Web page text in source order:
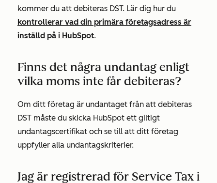
kommer du att debiteras DST. Lär dig hur du
kontrollerar vad din primära företagsadress är
inställd på i HubSpot.
Finns det några undantag enligt
vilka moms inte får debiteras?
Om ditt företag är undantaget från att debiteras
DST måste du skicka HubSpot ett giltigt
undantagscertifikat och se till att ditt företag
uppfyller alla undantagskriterier.
Jag är registrerad för Service Tax i